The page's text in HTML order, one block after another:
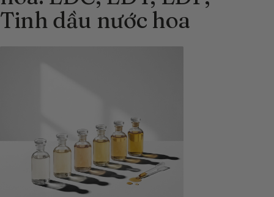
Tinh dầu nước hoa